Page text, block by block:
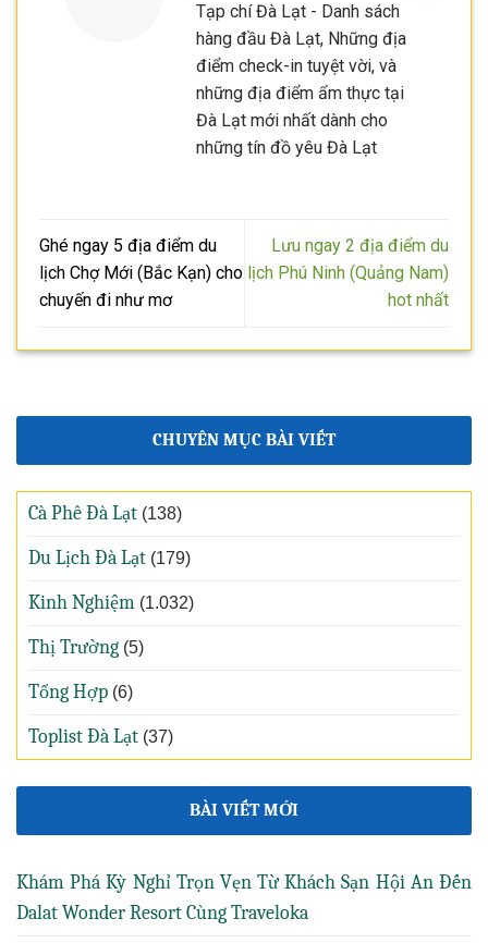
Tạp chí Đà Lạt - Danh sách
hàng đầu Đà Lạt, Những địa
điểm check-in tuyệt vời, và
những địa điểm ẩm thực tại
Đà Lạt mới nhất dành cho
những tín đồ yêu Đà Lạt
Ghé ngay 5 địa điểm du
lịch Chợ Mới (Bắc Kạn) cho
chuyến đi như mơ
Lưu ngay 2 địa điểm du
lịch Phú Ninh (Quảng Nam)
hot nhất
CHUYÊN MỤC BÀI VIẾT
Cà Phê Đà Lạt (138)
Du Lịch Đà Lạt (179)
Kinh Nghiệm (1.032)
Thị Trường (5)
Tổng Hợp (6)
Toplist Đà Lạt (37)
BÀI VIẾT MỚI
Khám Phá Kỳ Nghỉ Trọn Vẹn Từ Khách Sạn Hội An Đến
Dalat Wonder Resort Cùng Traveloka